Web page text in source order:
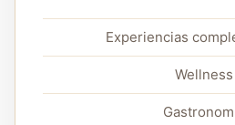
Experiencias
Wellness